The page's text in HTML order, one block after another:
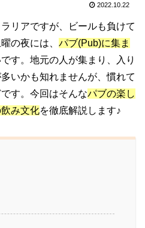
2022.10.22
リアですが、ビールも負けて
の夜には、 パブ(Pub)に集ま
す。地元の人が集まり、入り
いかも知れませんが、慣れて
す。今回はそんなパブの楽し
み文化を徹底解説します♪